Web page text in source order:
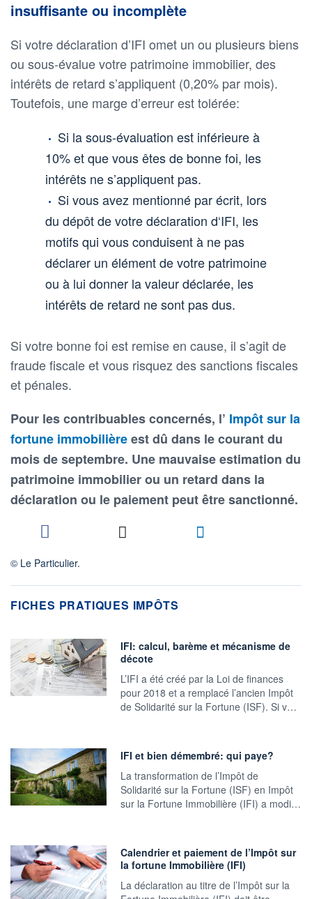
insuffisante ou incomplète
Si votre déclaration d’IFI omet un ou plusieurs biens
ou sous-évalue votre patrimoine immobilier, des
intérêts de retard s’appliquent (0,20% par mois).
Toutefois, une marge d’erreur est tolérée:
Si la sous-évaluation est inférieure à
10% et que vous êtes de bonne foi, les
intérêts ne s’appliquent pas.
Si vous avez mentionné par écrit, lors
du dépôt de votre déclaration d‘IFI, les
motifs qui vous conduisent à ne pas
déclarer un élément de votre patrimoine
ou à lui donner la valeur déclarée, les
intérêts de retard ne sont pas dus.
Si votre bonne foi est remise en cause, il s’agit de
fraude fiscale et vous risquez des sanctions fiscales
et pénales.
Pour les contribuables concernés, l’ Impôt sur la
fortune immobilièreest dû dans le courant du
mois de septembre. Une mauvaise estimation du
patrimoine immobilier ou un retard dans la
déclaration ou le paiement peut être sanctionné.
© Le Particulier.
FICHES PRATIQUES IMPÔTS
IFI: calcul, barème et mécanisme de
décote
L’IFI a été créé par la Loi de finances
pour 2018 et a remplacé l’ancien Impôt
de Solidarité sur la Fortune (ISF). Si v…
IFI et bien démembré: qui paye?
La transformation de l’Impôt de
Solidarité sur la Fortune (ISF) en Impôt
sur la Fortune Immobilière (IFI) a modi…
Calendrier et paiement de l’Impôt sur
la fortune Immobilière (IFI)
La déclaration au titre de l’Impôt sur la